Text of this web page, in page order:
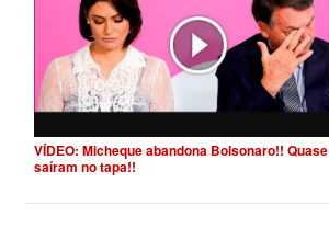
VÍDEO: Micheque abandona Bolsonaro!! Quase
saíram no tapa!!